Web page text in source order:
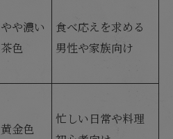
やや濃い
茶色
食べ応えを求める
男性や家族向け
黄金色
忙しい日常や料理